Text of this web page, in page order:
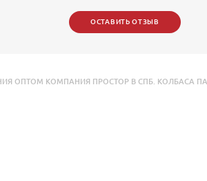
ОСТАВИТЬ ОТЗЫВ
ОПТОМ КОМПАНИЯ ПРОСТОР В СПБ. КОЛБАСА